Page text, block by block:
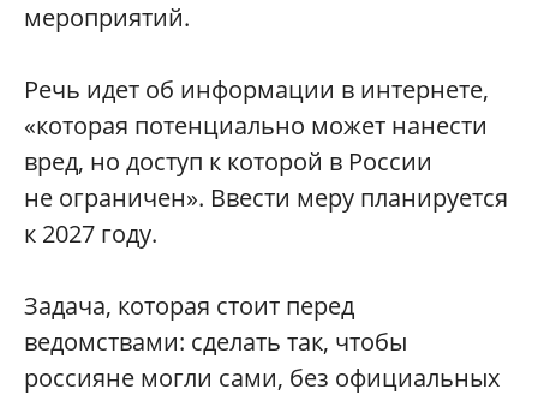
мероприятий.
Речь идет об информации в интернете,
«которая потенциально может нанести
вред, но доступ к которой в России
не ограничен». Ввести меру планируется
к 2027 году.
Задача, которая стоит перед
ведомствами: сделать так, чтобы
россияне могли сами, без официальных